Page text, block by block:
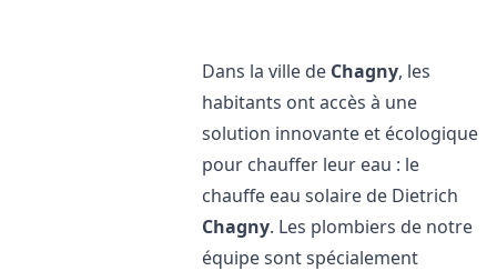
Dans la ville de Chagny, les
habitants ont accès à une
solution innovante et écologique
pour chauffer leur eau : le
chauffe eau solaire de Dietrich
Chagny. Les plombiers de notre
équipe sont spécialement